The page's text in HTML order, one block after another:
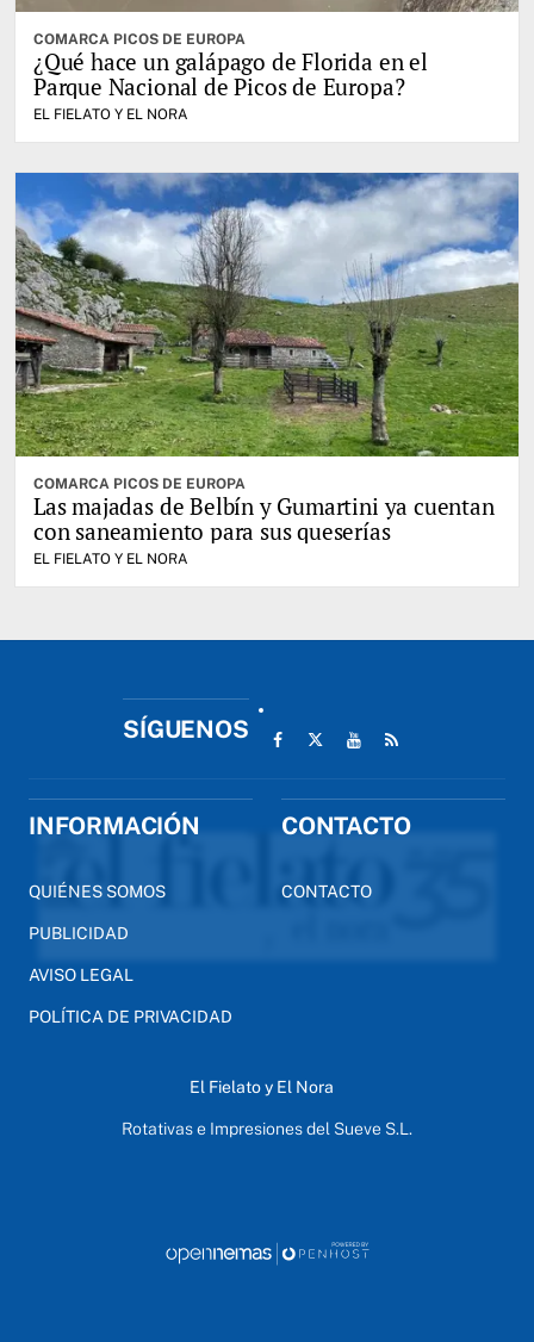
COMARCA PICOS DE EUROPA
¿Qué hace un galápago de Florida en el
Parque Nacional de Picos de Europa?
EL FIELATO Y EL NORA
COMARCA PICOS DE EUROPA
Las majadas de Belbín y Gumartini ya cuentan
con saneamiento para sus queserías
EL FIELATO Y EL NORA
SÍGUENOS
INFORMACIÓN
QUIÉNES SOMOS
PUBLICIDAD
AVISO LEGAL
POLÍTICA DE PRIVACIDAD
CONTACTO
CONTACTO
El Fielato y El Nora
Rotativas e Impresiones del Sueve S.L.